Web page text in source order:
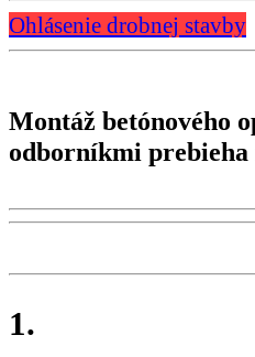
Ohlásenie drobnej stavby
Montáž betónového
odborníkmi prebieha
1.